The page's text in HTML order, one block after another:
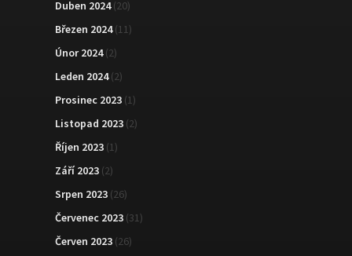
Duben 2024(20)
Březen 2024(11)
Únor 2024(2)
Leden 2024(2)
Prosinec 2023 (1)
Listopad 2023 (2)
Říjen 2023 (1)
Září 2023 (2)
Srpen 2023 (26)
Červenec 2023 (31)
Červen 2023 (26)